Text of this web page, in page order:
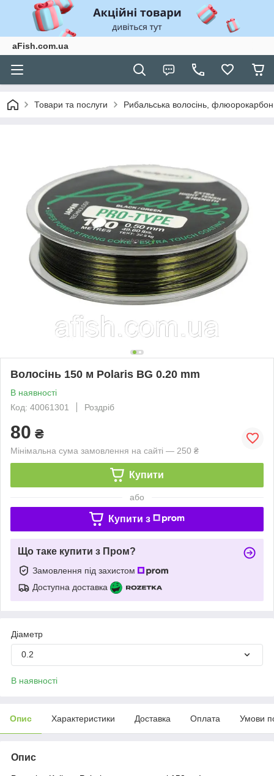
aFish.com.ua
Товари та послуги Рибальська волосінь, флюорокарбон
Волосінь 150 м Polaris BG 0.20 mm
В наявності
Код: 40061301
Роздріб
80 ₴
Мінімальна сума замовлення на сайті — 250 ₴
Купити
або
Купити з
Що таке купити з Пром?
Замовлення під захистом
Доступна доставка
Діаметр
0.2
В наявності
Опис Характеристики Доставка Оплата Умови
Опис